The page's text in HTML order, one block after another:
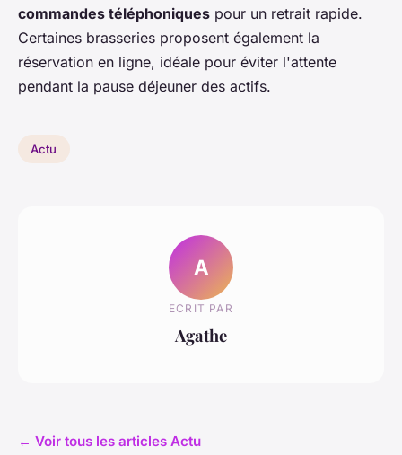
commandes téléphoniques pour un retrait rapide.
Certaines brasseries proposent également la
réservation en ligne, idéale pour éviter l'attente
pendant la pause déjeuner des actifs.
Actu
A
ECRIT PAR
Agathe
← Voir tous les articles Actu